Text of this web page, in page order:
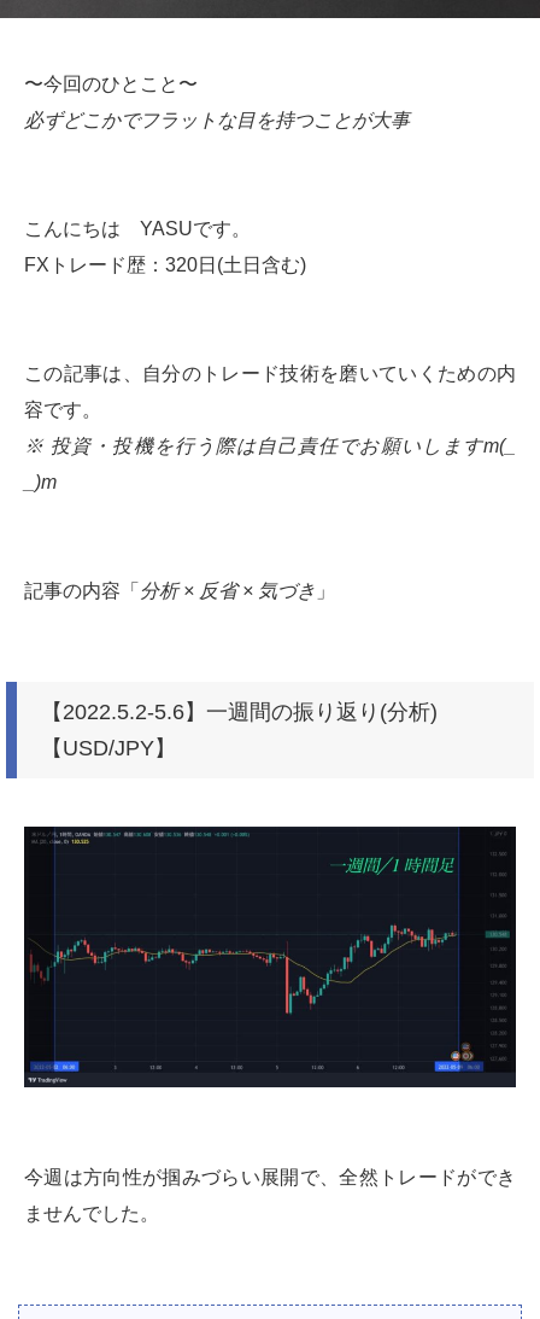
〜今回のひとこと〜
必ずどこかでフラットな目を持つことが大事
こんにちは YASUです。
FXトレード歴：320日(土日含む)
この記事は、自分のトレード技術を磨いていくための内
容です。
※ 投資・投機を行う際は自己責任でお願いしますm(_
_)m
記事の内容「 分析 × 反省 × 気づき 」
【2022.5.2-5.6】一週間の振り返り(分析)
【USD/JPY】
今週は方向性が掴みづらい展開で、全然トレードができ
ませんでした。